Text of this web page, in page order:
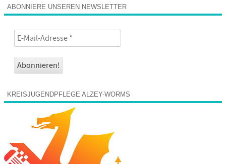
ABONNIERE UNSEREN NEWSLETTER
KREISJUGENDPFLEGE ALZEY-WORMS